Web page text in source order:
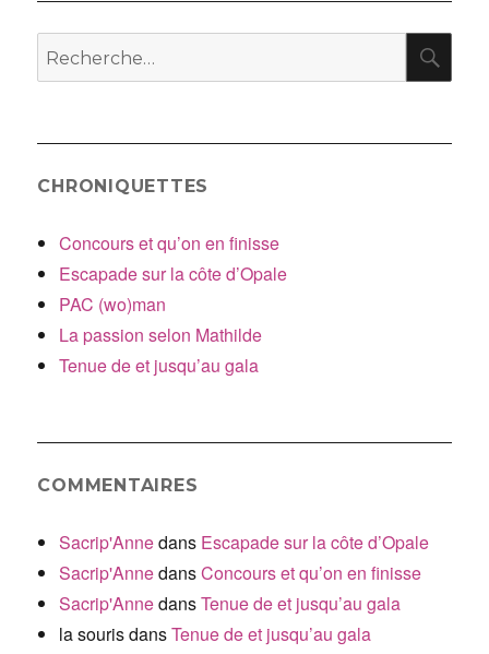
Recherche
pour
CHRONIQUETTES
Concours et qu’on en finisse
Escapade sur la côte d’Opale
PAC (wo)man
La passion selon Mathilde
Tenue de et jusqu’au gala
COMMENTAIRES
Sacrip'Annedans Escapade sur la côte d’Opale
Sacrip'AnnedansConcours et qu’on en finisse
Sacrip'AnnedansTenue de et jusqu’au gala
la sourisdansTenue de et jusqu’au gala